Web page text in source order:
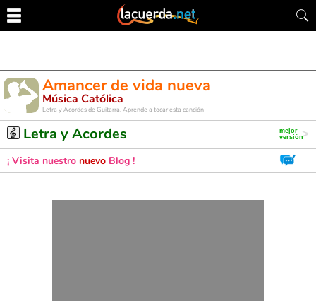
Amancer de vida nueva
Música Católica
Letra y Acordes de Guitarra. Aprende a tocar esta canción
Letra y Acordes
¡ Visita nuestro nuevo Blog !